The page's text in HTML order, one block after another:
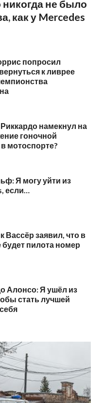
никогда не было
как у Mercedes
попросил
к ливрее
намекнул на
гоночной
мотоспорте?
Я могу уйти из
если…
Вассёр заявил, что в
будет пилота номер
Алонсо: Я ушёл из
стать лучшей